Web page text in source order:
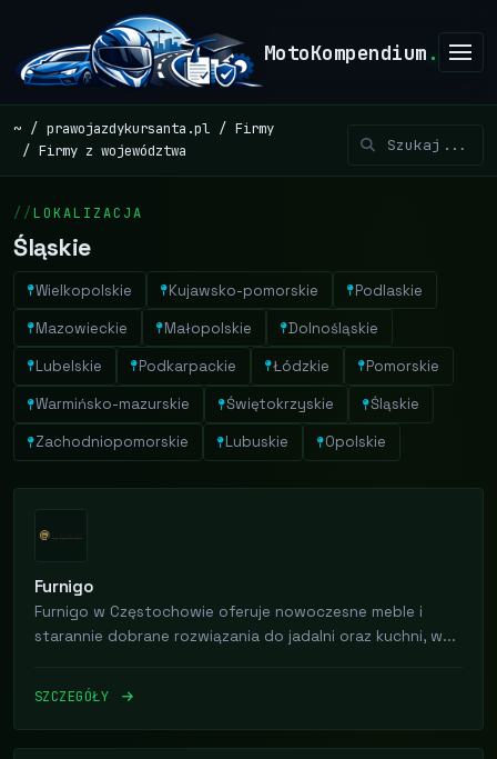
MotoKompendium .
~ prawojazdykursanta.pl
Firmy
Firmy z województwa
LOKALIZACJA
Śląskie
Wielkopolskie Kujawsko-pomorskie Podlaskie
Mazowieckie Małopolskie Dolnośląskie
Lubelskie Podkarpackie Łódzkie Pomorskie
Warmińsko-mazurskie Świętokrzyskie Śląskie
Zachodniopomorskie Lubuskie Opolskie
Furnigo
Furnigo w Częstochowie oferuje nowoczesne meble i
starannie dobrane rozwiązania do jadalni oraz kuchni, w...
SZCZEGÓŁY